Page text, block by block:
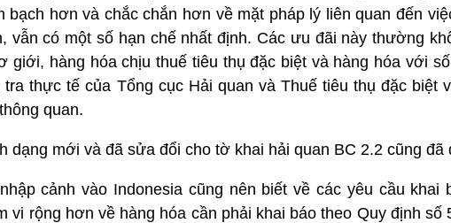
bạch hơn và chắc chắn hơn về mặt pháp lý liên quan đến
vẫn có một số hạn chế nhất định. Các ưu đãi này thường
giới, hàng hóa chịu thuế tiêu thụ đặc biệt và hàng hóa với
tra thực tế của Tổng cục Hải quan và Thuế tiêu thụ đặc biệt
quan.
dạng mới và đã sửa đổi cho tờ khai hải quan BC 2.2 cũng đã
cảnh vào Indonesia cũng nên biết về các yêu cầu khai
vi rộng hơn về hàng hóa cần phải khai báo theo Quy định